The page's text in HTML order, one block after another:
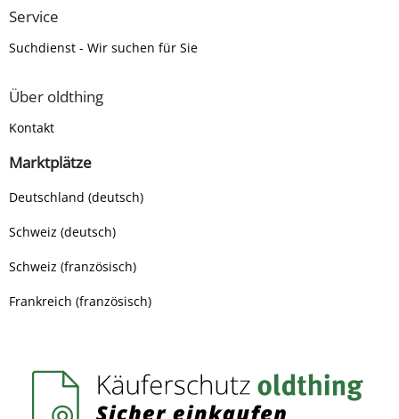
Service
Suchdienst - Wir suchen für Sie
Über oldthing
Kontakt
Marktplätze
Deutschland (deutsch)
Schweiz (deutsch)
Schweiz (französisch)
Frankreich (französisch)